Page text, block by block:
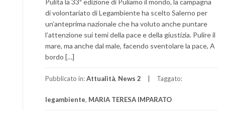
Pulita la 33ª edizione di Puliamo il mondo, la campagna
di volontariato di Legambiente ha scelto Salerno per
un’anteprima nazionale che ha voluto anche puntare
l’attenzione sui temi della pace e della giustizia. Pulire il
mare, ma anche dal male, facendo sventolare la pace, A
bordo […]
Pubblicato in:Attualità, News 2 Taggato:
legambiente, MARIA TERESA IMPARATO